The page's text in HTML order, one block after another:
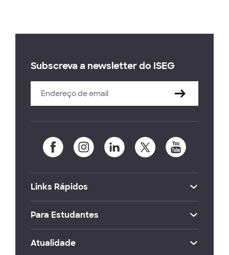
Subscreva a newsletter do ISEG
Links Rápidos
Para Estudantes
Atualidade